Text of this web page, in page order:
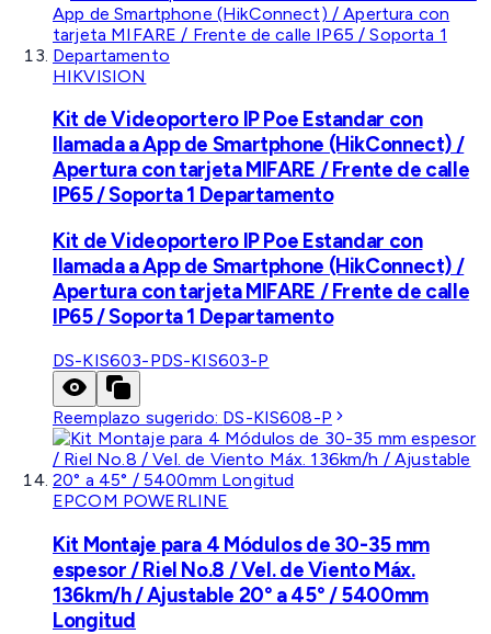
HIKVISION
Kit de Videoportero IP Poe Estandar con
llamada a App de Smartphone (HikConnect) /
Apertura con tarjeta MIFARE / Frente de calle
IP65 / Soporta 1 Departamento
Kit de Videoportero IP Poe Estandar con
llamada a App de Smartphone (HikConnect) /
Apertura con tarjeta MIFARE / Frente de calle
IP65 / Soporta 1 Departamento
DS-KIS603-PDS-KIS603-P
Reemplazo sugerido: DS-KIS608-P
EPCOM POWERLINE
Kit Montaje para 4 Módulos de 30-35 mm
espesor / Riel No.8 / Vel. de Viento Máx.
136km/h / Ajustable 20° a 45° / 5400mm
Longitud